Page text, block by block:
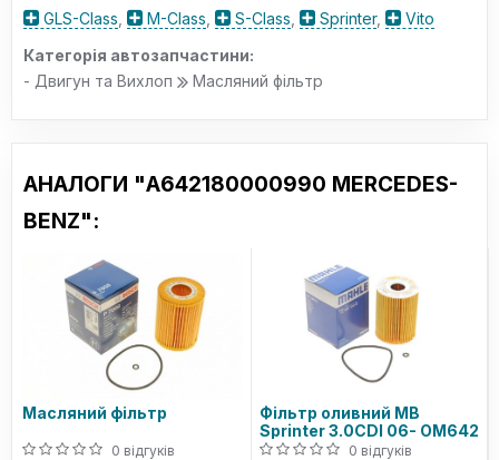
GLS-Class
M-Class S-Class Sprinter,
Vito
Категорія автозапчастини:
- Двигун та Вихлоп
Масляний фільтр
АНАЛОГИ "A642180000990 MERCEDES-
BENZ":
Масляний фільтр
0 відгуків
Фільтр оливний MB
Sprinter 3.0CDI 06- OM642
0 відгуків